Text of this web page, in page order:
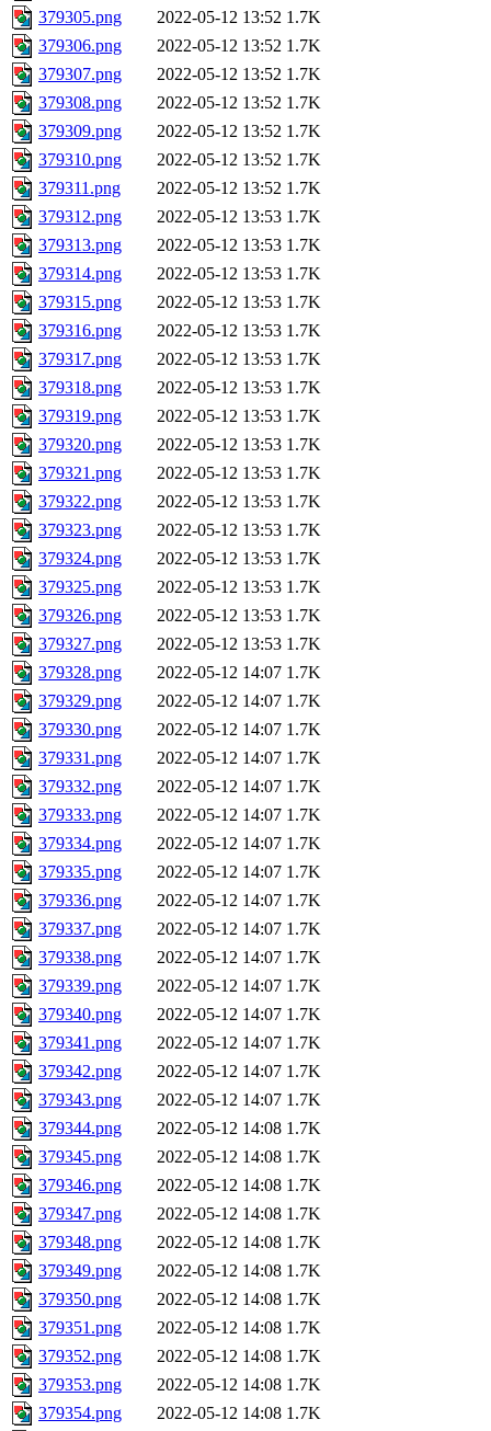
379305.png
2022-05-12 13:52 1.7K
379306.png
2022-05-12 13:52 1.7K
379307.png
2022-05-12 13:52 1.7K
379308.png
2022-05-12 13:52 1.7K
379309.png
2022-05-12 13:52 1.7K
379310.png
2022-05-12 13:52 1.7K
379311.png
2022-05-12 13:52 1.7K
379312.png
2022-05-12 13:53 1.7K
379313.png
2022-05-12 13:53 1.7K
379314.png
2022-05-12 13:53 1.7K
379315.png
2022-05-12 13:53 1.7K
379316.png
2022-05-12 13:53 1.7K
379317.png
2022-05-12 13:53 1.7K
379318.png
2022-05-12 13:53 1.7K
379319.png
2022-05-12 13:53 1.7K
379320.png
2022-05-12 13:53 1.7K
379321.png
2022-05-12 13:53 1.7K
379322.png
2022-05-12 13:53 1.7K
379323.png
2022-05-12 13:53 1.7K
379324.png
2022-05-12 13:53 1.7K
379325.png
2022-05-12 13:53 1.7K
379326.png
2022-05-12 13:53 1.7K
379327.png
2022-05-12 13:53 1.7K
379328.png
2022-05-12 14:07 1.7K
379329.png
2022-05-12 14:07 1.7K
379330.png
2022-05-12 14:07 1.7K
379331.png
2022-05-12 14:07 1.7K
379332.png
2022-05-12 14:07 1.7K
379333.png
2022-05-12 14:07 1.7K
379334.png
2022-05-12 14:07 1.7K
379335.png
2022-05-12 14:07 1.7K
379336.png
2022-05-12 14:07 1.7K
379337.png
2022-05-12 14:07 1.7K
379338.png
2022-05-12 14:07 1.7K
379339.png
2022-05-12 14:07 1.7K
379340.png
2022-05-12 14:07 1.7K
379341.png
2022-05-12 14:07 1.7K
379342.png
2022-05-12 14:07 1.7K
379343.png
2022-05-12 14:07 1.7K
379344.png
2022-05-12 14:08 1.7K
379345.png
2022-05-12 14:08 1.7K
379346.png
2022-05-12 14:08 1.7K
379347.png
2022-05-12 14:08 1.7K
379348.png
2022-05-12 14:08 1.7K
379349.png
2022-05-12 14:08 1.7K
379350.png
2022-05-12 14:08 1.7K
379351.png
2022-05-12 14:08 1.7K
379352.png
2022-05-12 14:08 1.7K
379353.png
2022-05-12 14:08 1.7K
379354.png
2022-05-12 14:08 1.7K